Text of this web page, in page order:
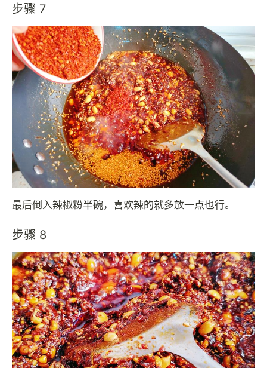
步骤 7
最后倒入辣椒粉半碗，喜欢辣的就多放一点也行。
步骤 8